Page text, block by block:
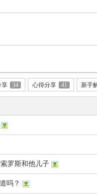
享 34 心得分享 41 新手
罗斯和他儿子
吗？